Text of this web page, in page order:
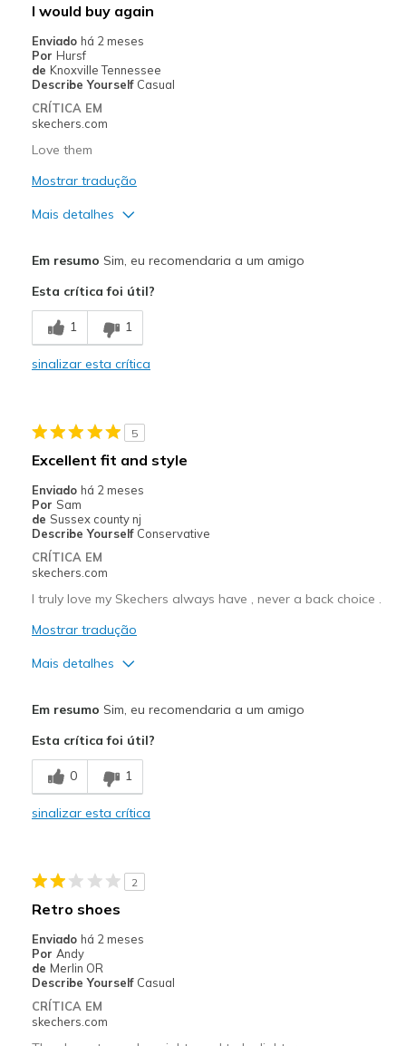
Melhores utilizações
Walking
Sizing
View On Shoes
I would buy again
Enviado há 2 meses
Por Hursf
de Knoxville Tennessee
Describe Yourself Casual
CRÍTICA EM
skechers.com
Love them
Mostrar tradução
Mais detalhes
Breathe Well
Comfortable
Casual Wear
Width
Sizing
View On Shoes
I'm Into Shoes
Em resumo Sim, eu recomendaria a um amigo
Esta crítica foi útil?
1 1
sinalizar esta crítica
5
Excellent fit and style
Enviado há 2 meses
Por Sam
de Sussex county nj
Describe Yourself Conservative
CRÍTICA EM
skechers.com
I truly love my Skechers always have , never a back choice .
Mostrar tradução
Mais detalhes
Comfortable
Stylish
Travel
Width
Sizing
View On Shoes
Shoes are for Wearing
Em resumo Sim, eu recomendaria a um amigo
Esta crítica foi útil?
0 1
sinalizar esta crítica
2
Retro shoes
Enviado há 2 meses
Por Andy
de Merlin OR
Describe Yourself Casual
CRÍTICA EM
skechers.com